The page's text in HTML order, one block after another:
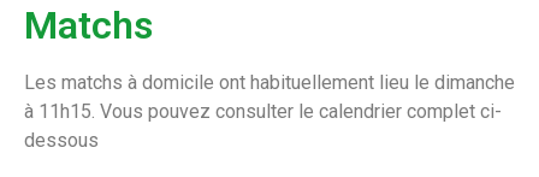
Matchs
Les matchs à domicile ont habituellement lieu le dimanche
à 11h15. Vous pouvez consulter le calendrier complet ci-
dessous